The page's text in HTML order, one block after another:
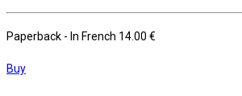
Paperback - In French 14.00 €
Buy